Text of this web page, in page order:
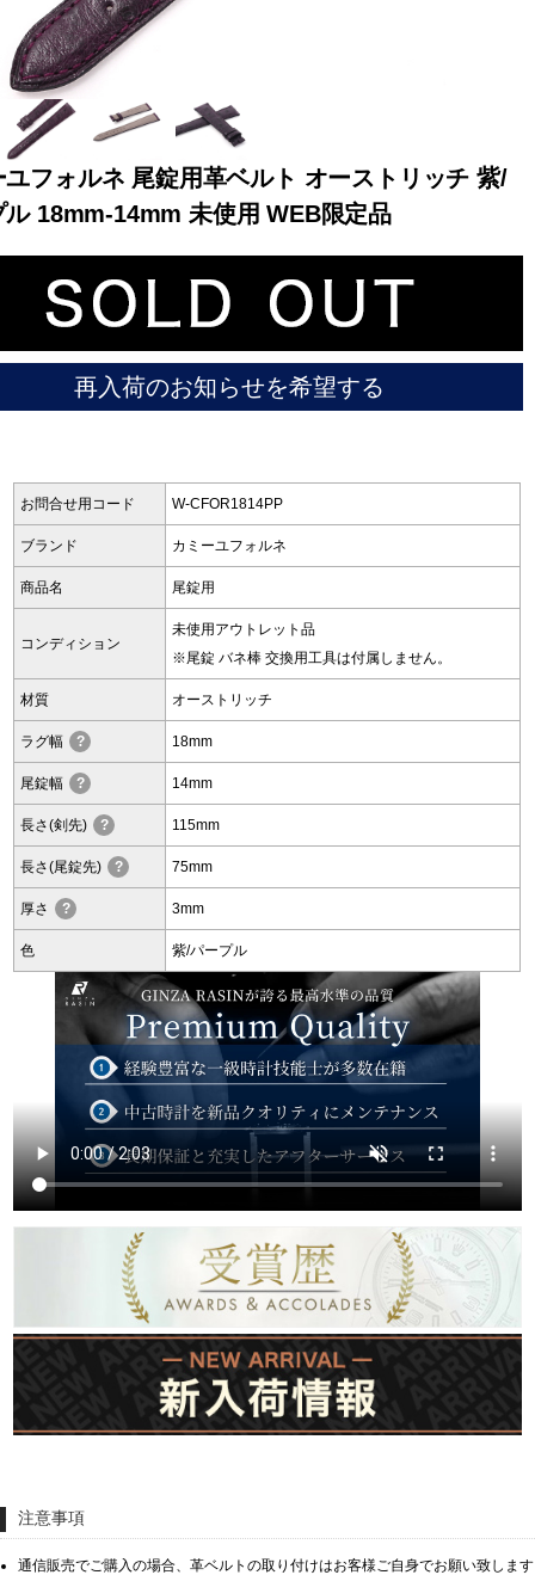
オーデマピゲ
グランド
セイコー
オメガ IWC
ヴァシュロン
コンスタンタン
チューダー
商品の状態から探す
新品 未使用品
WEB限定品
複数条件で商品を絞り込む
詳細検索はこちら
ご利用ガイド
GINZA RASINのプレミアムクオリティについて
送料・お支払方法
ショッピングローンの流れ
よくある質問
お問い合わせ
ショップサービス
ラッピングサービス
ユフォルネ 尾錠用革ベルト オーストリッチ 紫/
ル 18mm-14mm 未使用 WEB限定品
再入荷のお知らせを希望する
お問合せ用コード W-CFOR1814PP
ブランド カミーユフォルネ
商品名 尾錠用
コンディション
未使用アウトレット品
※尾錠 バネ棒 交換用工具は付属しません。
材質 オーストリッチ
ラグ幅 ? 18mm
尾錠幅 ? 14mm
長さ(剣先) ? 115mm
長さ(尾錠先) ? 75mm
厚さ ? 3mm
色 紫/パープル
注意事項
通信販売でご購入の場合、革ベルトの取り付けはお客様ご自身でお願い致しま